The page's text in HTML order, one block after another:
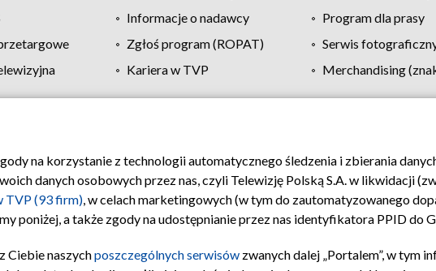
Informacje o nadawcy
Program dla prasy
Zgłoś program (ROPAT)
Serwis
Kariera w TVP
Merchandising
Polityka prywatności Moje zgody Pomoc Biuro reklamy
na korzystanie z technologii automatycznego śledzenia i zbierania
danych osobowych przez nas, czyli Telewizję Polską S.A. w likwidacji
TVP (93 firm), w celach marketingowych (w tym do zautomatyzowanego
poniżej, a także zgody na udostępnianie przez nas identyfikatora PPID do
Ciebie naszychposzczególnych serwisów zwanych dalej „Portalem”, w tym